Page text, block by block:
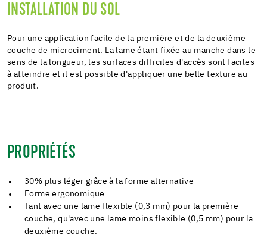
INSTALLATION DU SOL
Pour une application facile de la première et de la deuxième
couche de microciment. La lame étant fixée au manche dans le
sens de la longueur, les surfaces difficiles d'accès sont faciles
à atteindre et il est possible d'appliquer une belle texture au
produit.
PROPRIÉTÉS
30% plus léger grâce à la forme alternative
Forme ergonomique
Tant avec une lame flexible (0,3 mm) pour la première
couche, qu'avec une lame moins flexible (0,5 mm) pour la
deuxième couche.